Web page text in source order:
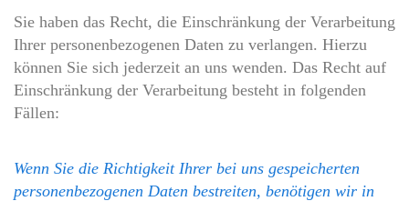
Sie haben das Recht, die Einschränkung der Verarbeitung
Ihrer personenbezogenen Daten zu verlangen. Hierzu
können Sie sich jederzeit an uns wenden. Das Recht auf
Einschränkung der Verarbeitung besteht in folgenden
Fällen:
Wenn Sie die Richtigkeit Ihrer bei uns gespeicherten
personenbezogenen Daten bestreiten, benötigen wir in